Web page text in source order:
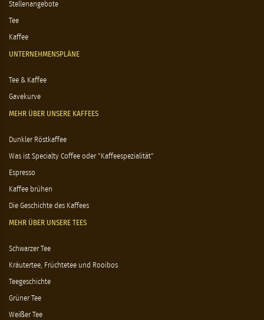
Stellenangebote
Tee
Kaffee
UNTERNEHMENSPLÄNE
Tee & Kaffee
Gavekurve
MEHR ÜBER UNSERE KAFFEES
Dunkler Röstkaffee
Was ist Specialty Coffee oder "Kaffeespezialität"
Espresso
Kaffee brühen
Die Geschichte des Kaffees
MEHR ÜBER UNSERE TEES
Schwarzer Tee
Kräutertee, Früchtetee und Rooibos
Teegeschichte
Grüner Tee
Weißer Tee